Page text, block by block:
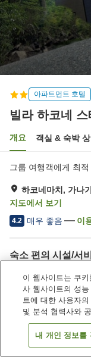
아파트먼트 호텔
빌라 하코네 스
개요 객실 & 숙박
그룹 여행객에게 최적
하코네마치, 가나
지도에서 보기
4.2 매우 좋음 이
숙소 편의 시설/서
자동판매기
일본 가나가
빌라 하코네 스테이지
이 웹사이트는 쿠
사 웹사이트의 성
트에 대한 사용자
및 분석 협력사와
내 개인 정보를